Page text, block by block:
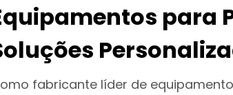
para
fabricante líder de